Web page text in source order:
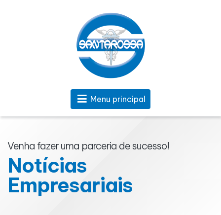
Menu principal
Venha fazer uma parceria de sucesso!
Notícias
Empresariais